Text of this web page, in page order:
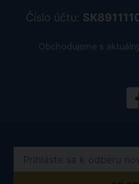
Číslo účtu:
Obchodujeme s